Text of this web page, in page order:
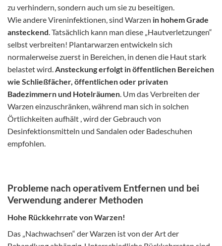
zu verhindern, sondern auch um sie zu beseitigen.
Wie andere Vireninfektionen, sind Warzen in hohem Grade
ansteckend . Tatsächlich kann man diese „Hautverletzungen“
selbst verbreiten! Plantarwarzen entwickeln sich
normalerweise zuerst in Bereichen, in denen die Haut stark
belastet wird. Ansteckung erfolgt in öffentlichen Bereichen
wie Schließfächer, öffentlichen oder privaten
Badezimmern und Hotelräumen . Um das Verbreiten der
Warzen einzuschränken, während man sich in solchen
Örtlichkeiten aufhält , wird der Gebrauch von
Desinfektionsmitteln und Sandalen oder Badeschuhen
empfohlen.
Probleme nach operativem Entfernen und bei
Verwendung anderer Methoden
Hohe Rückkehrrate von Warzen!
Das „Nachwachsen“ der Warzen ist von der Art der